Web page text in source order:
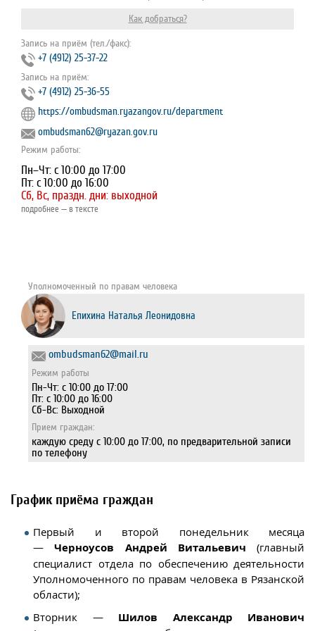
Как добраться?
Запись на приём (тел./факс):
+7 (4912) 25-37-22
Запись на приём:
+7 (4912) 25-36-55
https://ombudsman.ryazangov.ru/department
ombudsman62@ryazan.gov.ru
Режим работы:
Пн–Чт: с 10:00 до 17:00
Пт: с 10:00 до 16:00
Сб, Вс, праздн. дни: выходной
подробнее — в тексте
Уполномоченный по правам человека
Епихина Наталья Леонидовна
ombudsman62@mail.ru
Режим работы
Пн-Чт: с 10:00 до 17:00
Пт: с 10:00 до 16:00
Сб-Вс: Выходной
Прием граждан:
каждую среду с 10:00 до 17:00, по предварительной записи
по телефону
График приёма граждан
Первый и второй понедельник месяца
—Черноусов Андрей Витальевич (главный
специалист отдела по обеспечению деятельности
Уполномоченного по правам человека в Рязанской
области);
Вторник — Шилов Александр Иванович